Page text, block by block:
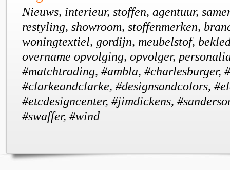
Nieuws, interieur, stoffen, agentuur,
restyling, showroom, stoffenmerken,
woningtextiel, gordijn, meubelstof,
overname opvolging, opvolger,
#matchtrading, #ambla, #charlesburger,
#clarkeandclarke, #designsandcolors,
#etcdesigncenter, #jimdickens,
#swaffer, #wind